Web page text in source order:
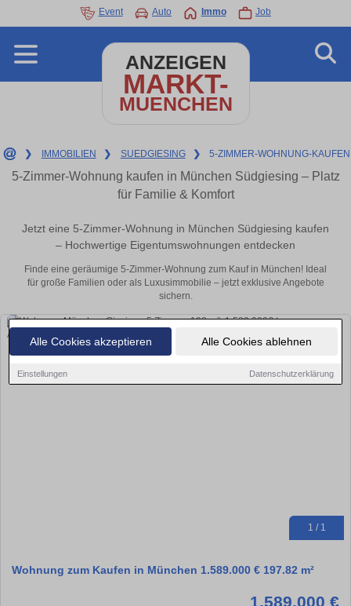
Alle Cookies akzeptieren Alle Cookies ablehnen
Einstellungen Datenschutzerklärung
Event Auto Immo Job
ANZEIGEN
MARKT-
MUENCHEN
❯ IMMOBILIEN ❯ SUEDGIESING ❯ 5-ZIMMER-WOHNUNG-KAUFEN
5-Zimmer-Wohnung kaufen in München Südgiesing – Platz
für Familie & Komfort
Jetzt eine 5-Zimmer-Wohnung in München Südgiesing kaufen
– Hochwertige Eigentumswohnungen entdecken
Finde eine geräumige 5-Zimmer-Wohnung zum Kauf in München! Ideal
für große Familien oder als Luxusimmobilie – jetzt exklusive Angebote
sichern.
1 / 1
Wohnung zum Kaufen in München 1.589.000 € 197.82 m²
1.589.000 €